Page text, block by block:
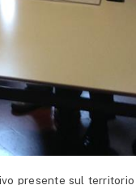
presente sul